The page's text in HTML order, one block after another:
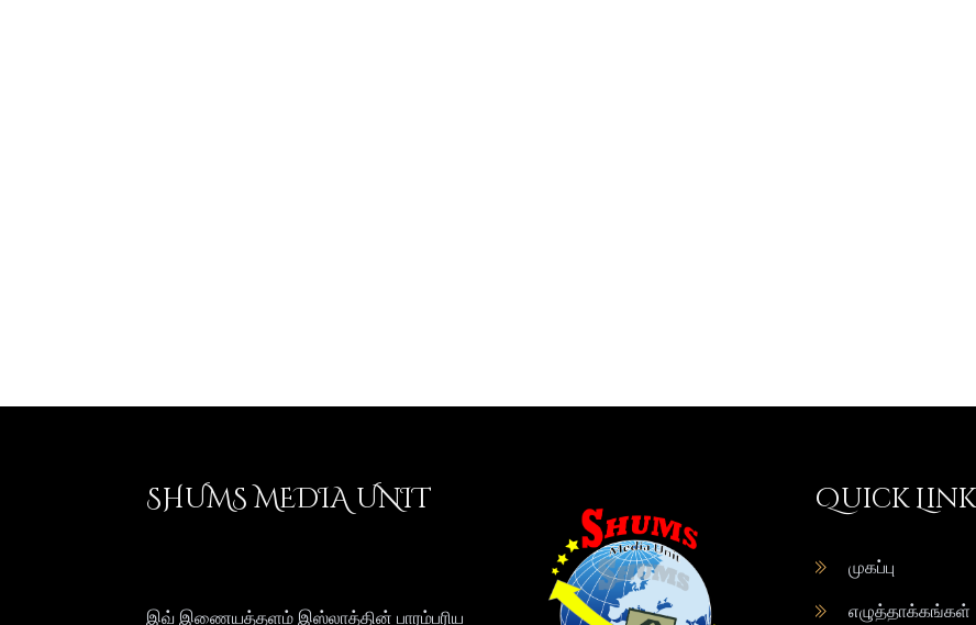
SHUMS MEDIA UNIT
இவ் இணையத்தளம் இஸ்லாத்தின் பாரம்பரிய
Quick
முகப்பு
எழுத்தாக்கங்கள்